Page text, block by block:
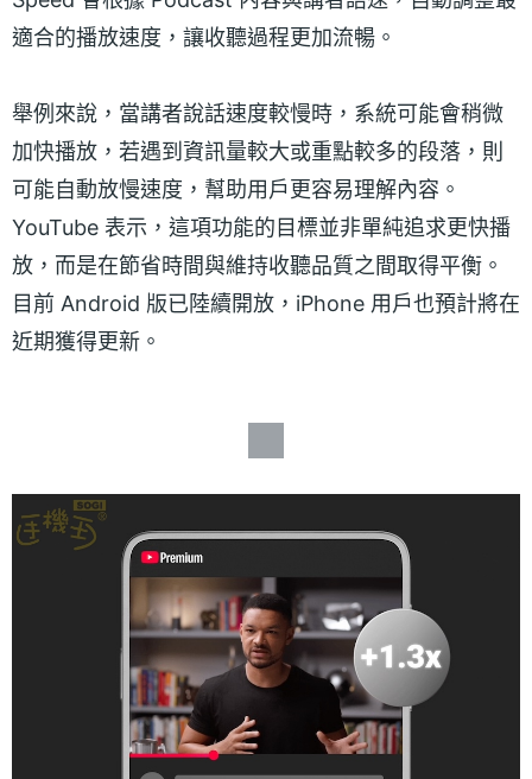
適合的播放速度，讓收聽過程更加流暢。
舉例來說，當講者說話速度較慢時，系統可能會稍微
加快播放，若遇到資訊量較大或重點較多的段落，則
可能自動放慢速度，幫助用戶更容易理解內容。
YouTube 表示，這項功能的目標並非單純追求更快播
放，而是在節省時間與維持收聽品質之間取得平衡。
目前 Android 版已陸續開放，iPhone 用戶也預計將在
近期獲得更新。